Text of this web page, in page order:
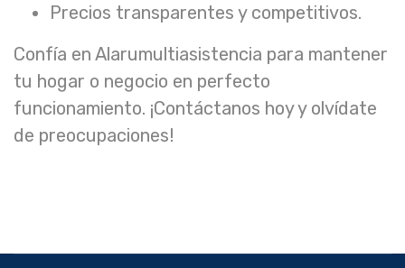
Precios transparentes y competitivos.
Confía en Alarumultiasistencia para mantener
tu hogar o negocio en perfecto
funcionamiento. ¡Contáctanos hoy y olvídate
de preocupaciones!